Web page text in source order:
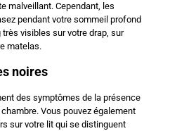
malveillant. Cependant, les
pendant votre sommeil profond
visibles sur votre drap, sur
matelas.
noires
des symptômes de la présence
Vous pouvez également
sur votre lit qui se distinguent